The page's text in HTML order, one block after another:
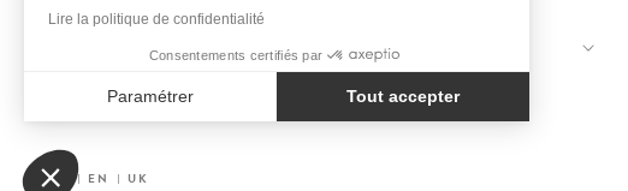
Lire la politique de confidentialité
Consentements certifiés par
Paramétrer Tout accepter
Notre plateforme vous permet d'adapter et de gérer vos paramètres
Chartes de Sélection
Nos Engagements
Recrutement
VOIR PLUS
FR EN UK